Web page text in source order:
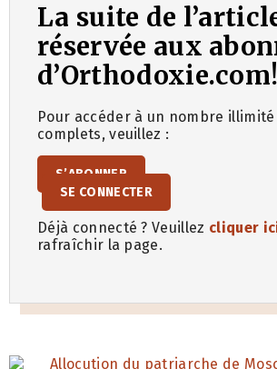
La suite de
réservée aux
d’Orthodoxie.com!
Pour accéder à un nombre illimité
complets, veuillez :
S’ABONNER
SE CONNECTER
Déjà connecté ? Veuillez cliquer
rafraîchir la page.